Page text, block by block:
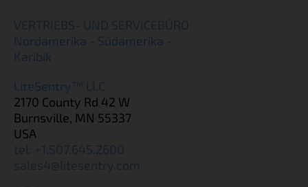
VERTRIEBS- UND SERVICEBÜRO
Nordamerika - Südamerika -
Karibik
LiteSentry™ LLC
2170 County Rd 42 W
Burnsville, MN 55337
USA
tel: +1.507.645.2600
sales4@litesentry.com